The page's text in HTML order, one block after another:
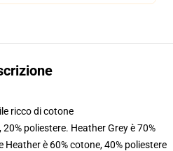
ricco di cotone
poliestere. Heather Grey è 70%
è 60% cotone, 40% poliestere